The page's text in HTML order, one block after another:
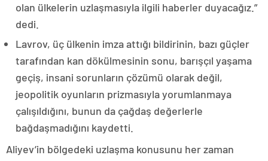
olan ülkelerin uzlaşmasıyla ilgili haberler duyacağız.”
dedi.
Lavrov, üç ülkenin imza attığı bildirinin, bazı güçler
tarafından kan dökülmesinin sonu, barışçıl yaşama
geçiş, insani sorunların çözümü olarak değil,
jeopolitik oyunların prizmasıyla yorumlanmaya
çalışıldığını, bunun da çağdaş değerlerle
bağdaşmadığını kaydetti.
Aliyev’in bölgedeki uzlaşma konusunu her zaman